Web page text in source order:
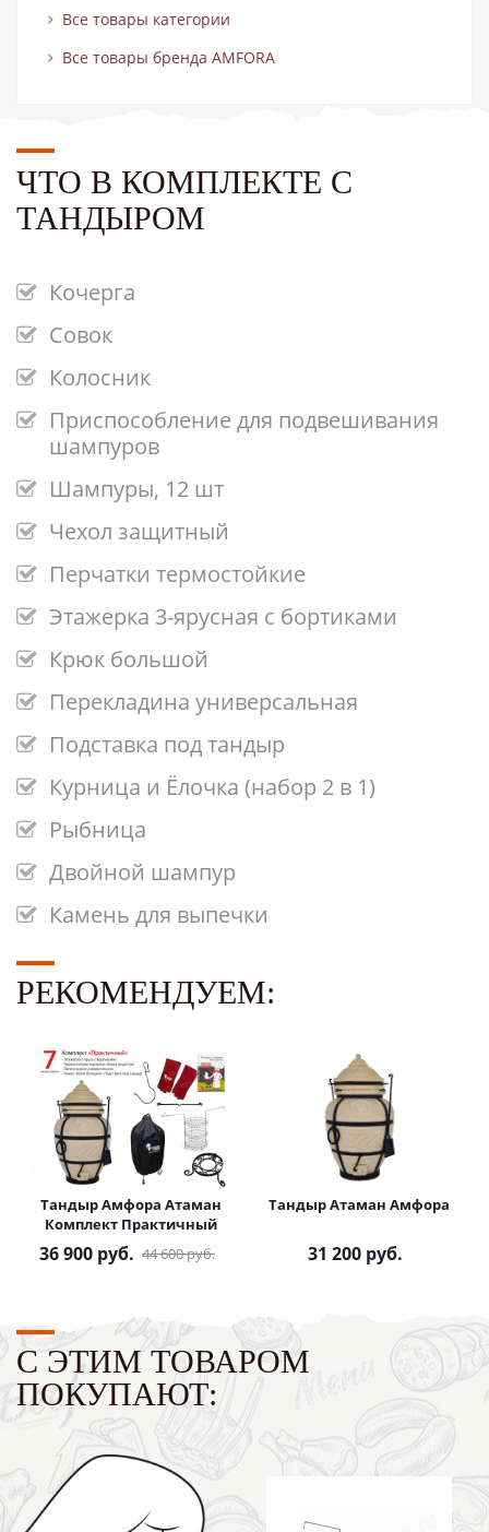
Все товары категории
Все товары бренда AMFORA
ЧТО В КОМПЛЕКТЕ С
ТАНДЫРОМ
Кочерга
Совок
Колосник
Приспособление для подвешивания
шампуров
Шампуры, 12 шт
Чехол защитный
Перчатки термостойкие
Этажерка 3-ярусная с бортиками
Крюк большой
Перекладина универсальная
Подставка под тандыр
Курница и Ёлочка (набор 2 в 1)
Рыбница
Двойной шампур
Камень для выпечки
РЕКОМЕНДУЕМ:
Тандыр Амфора Атаман
Комплект Практичный
36 900 руб. 44 600руб.
Тандыр Атаман Амфора
31 200 руб.
С ЭТИМ ТОВАРОМ
ПОКУПАЮТ: